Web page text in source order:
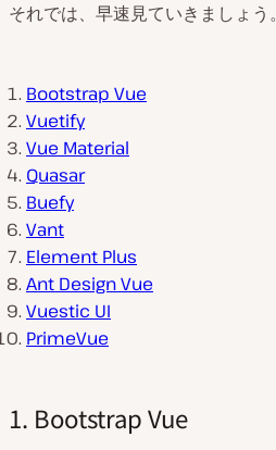
それでは、早速見ていきましょう。
Bootstrap Vue
Vuetify
Vue Material
Quasar
Buefy
Vant
Element Plus
Ant Design Vue
Vuestic UI
PrimeVue
1. Bootstrap Vue